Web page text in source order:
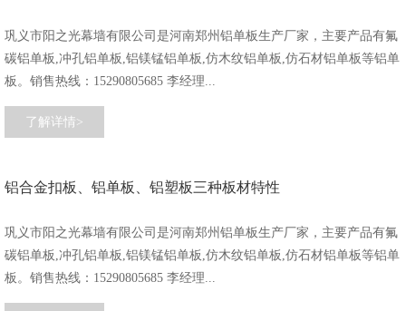
巩义市阳之光幕墙有限公司是河南郑州铝单板生产厂家，主要产品有氟
碳铝单板,冲孔铝单板,铝镁锰铝单板,仿木纹铝单板,仿石材铝单板等铝单
板。销售热线：15290805685 李经理...
了解详情>
铝合金扣板、铝单板、铝塑板三种板材特性
巩义市阳之光幕墙有限公司是河南郑州铝单板生产厂家，主要产品有氟
碳铝单板,冲孔铝单板,铝镁锰铝单板,仿木纹铝单板,仿石材铝单板等铝单
板。销售热线：15290805685 李经理...